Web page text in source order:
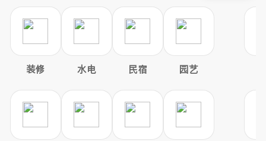
装修 水电 民宿 园艺